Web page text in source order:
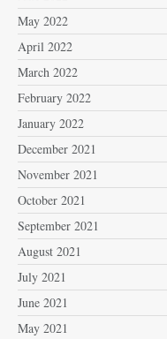
May 2022
April 2022
March 2022
February 2022
January 2022
December 2021
November 2021
October 2021
September 2021
August 2021
July 2021
June 2021
May 2021